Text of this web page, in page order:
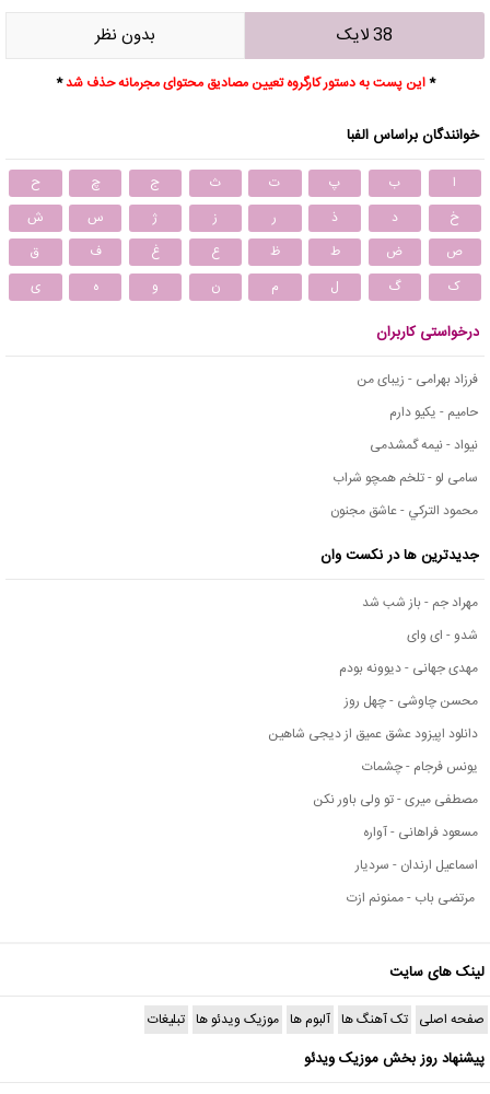
38 لایک بدون نظر
*این پست به دستور کارگروه تعیین مصادیق محتوای مجرمانه حذف شد*
خوانندگان براساس الفبا
ا ب پ ت ث ج چ
ح
خ
د ذ ر ز ژ س
ش
ص
ض ط ظ ع غ ف
ق
ک
گ ل م ن و ه ی
درخواستی کاربران
فرزاد بهرامی - زیبای من
حامیم - یکیو دارم
نیواد - نیمه گمشدمی
سامی لو - تلخم همچو شراب
محمود التركي - عاشق مجنون
جدیدترین ها در نکست وان
مهراد جم - باز شب شد
شدو - ای وای
مهدی جهانی - دیوونه بودم
محسن چاوشی - چهل روز
دانلود اپیزود عشق عمیق از دیجی شاهین
یونس فرجام - چشمات
مصطفی میری - تو ولی باور نکن
مسعود فراهانی - آواره
اسماعیل ارندان - سردیار
مرتضی باب - ممنونم ازت
لینک های سایت
صفحه اصلی تک آهنگ ها آلبوم ها موزیک ویدئو ها تبلیغات
پیشنهاد روز بخش موزیک ویدئو